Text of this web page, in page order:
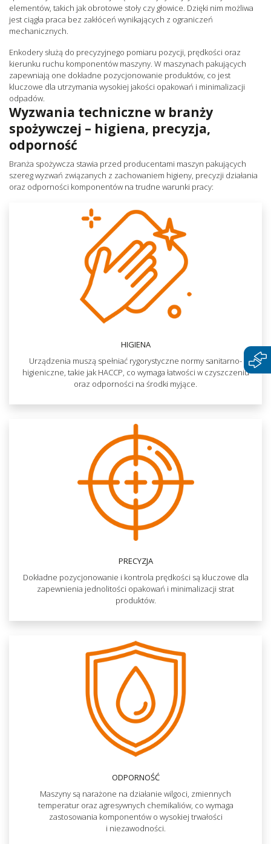
elementów, takich jak obrotowe stoły czy głowice. Dzięki nim możliwa
jest ciągła praca bez zakłóceń wynikających z ograniczeń
mechanicznych.
Enkodery służą do precyzyjnego pomiaru pozycji, prędkości oraz
kierunku ruchu komponentów maszyny. W maszynach pakujących
zapewniają one dokładne pozycjonowanie produktów, co jest
kluczowe dla utrzymania wysokiej jakości opakowań i minimalizacji
odpadów.
Wyzwania techniczne w branży
spożywczej – higiena, precyzja,
odporność
Branża spożywcza stawia przed producentami maszyn pakujących
szereg wyzwań związanych z zachowaniem higieny, precyzji działania
oraz odporności komponentów na trudne warunki pracy:
HIGIENA
Urządzenia muszą spełniać rygorystyczne normy sanitarno-
higieniczne, takie jak HACCP, co wymaga łatwości w czyszczeniu
oraz odporności na środki myjące.
PRECYZJA
Dokładne pozycjonowanie i kontrola prędkości są kluczowe dla
zapewnienia jednolitości opakowań i minimalizacji strat
produktów.
ODPORNOŚĆ
Maszyny są narażone na działanie wilgoci, zmiennych
temperatur oraz agresywnych chemikaliów, co wymaga
zastosowania komponentów o wysokiej trwałości
i niezawodności.